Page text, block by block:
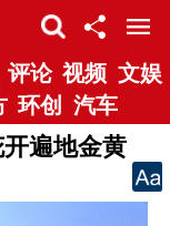
评论 视频 文娱
环创 汽车
遍地金黄